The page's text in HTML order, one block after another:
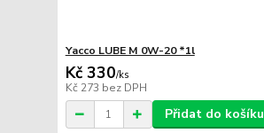
Yacco LUBE M 0W-20 *1l
Kč 330/ks
Kč 273 bez DPH
Přidat do košíku